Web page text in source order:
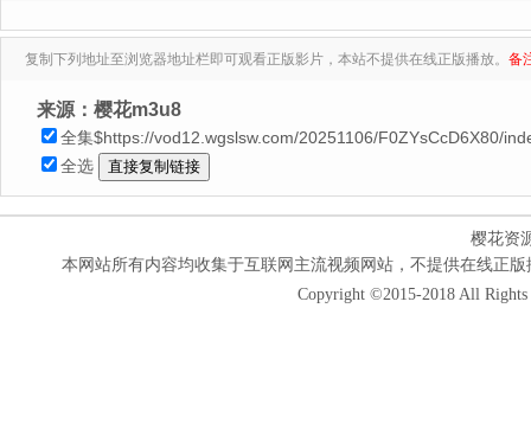
复制下列地址至浏览器地址栏即可观看正版影片，本站不提供在线正版播放。 备
来源：樱花m3u8
全集$https://vod12.wgslsw.com/20251106/F0ZYsCcD6X80/
全选
樱花资
本网站所有内容均收集于互联网主流视频网站，不提供在线正
Copyright ©2015-2018 All Rights